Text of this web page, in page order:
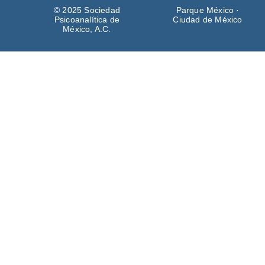
© 2025 Sociedad
Psicoanalítica de
México, A.C.
Parque México ·
Ciudad de México